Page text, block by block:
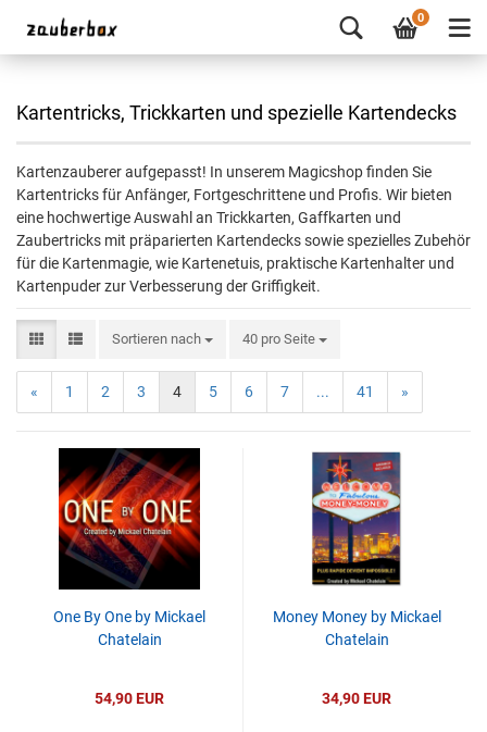
0
Kartentricks, Trickkarten und spezielle Kartendecks
Kartenzauberer aufgepasst! In unserem Magicshop finden Sie
Kartentricks für Anfänger, Fortgeschrittene und Profis. Wir bieten
eine hochwertige Auswahl an Trickkarten, Gaffkarten und
Zaubertricks mit präparierten Kartendecks sowie spezielles Zubehör
für die Kartenmagie, wie Kartenetuis, praktische Kartenhalter und
Kartenpuder zur Verbesserung der Griffigkeit.
Sortieren nach 40 pro Seite
« 1 2 3 4 5 6 7 ... 41 »
One By One by Mickael
Chatelain
54,90 EUR
Money Money by Mickael
Chatelain
34,90 EUR